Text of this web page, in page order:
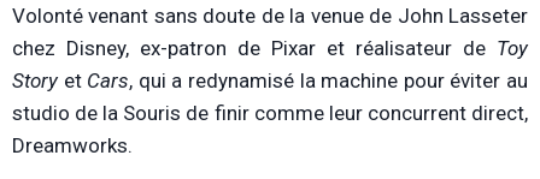
Volonté venant sans doute de la venue de John Lasseter
chez Disney, ex-patron de Pixar et réalisateur de Toy
Story et Cars, qui a redynamisé la machine pour éviter au
studio de la Souris de finir comme leur concurrent direct,
Dreamworks.